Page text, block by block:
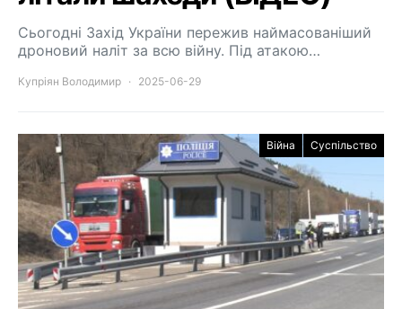
Сьогодні Захід України пережив наймасованіший
дроновий наліт за всю війну. Під атакою…
Купріян Володимир 2025-06-29
Війна Суспільство